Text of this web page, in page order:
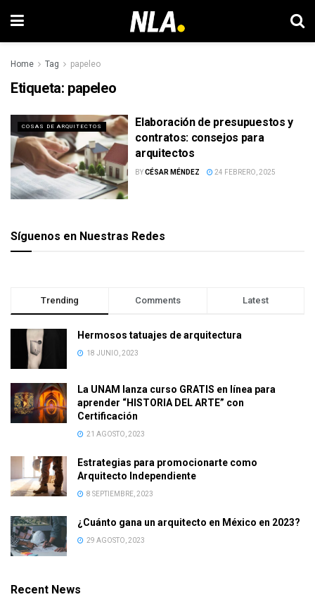
Home Tag papeleo
Etiqueta: papeleo
COSAS DE ARQUITECTOS
Elaboración de presupuestos y
contratos: consejos para
arquitectos
BYCÉSAR MÉNDEZ 24 FEBRERO, 2025
Síguenos en Nuestras Redes
Trending Comments Latest
Hermosos tatuajes de arquitectura
18 JUNIO, 2023
La UNAM lanza curso GRATIS en línea para
aprender “HISTORIA DEL ARTE” con
Certificación
21 AGOSTO, 2023
Estrategias para promocionarte como
Arquitecto Independiente
8 SEPTIEMBRE, 2023
¿Cuánto gana un arquitecto en México en 2023?
29 AGOSTO, 2023
Recent News